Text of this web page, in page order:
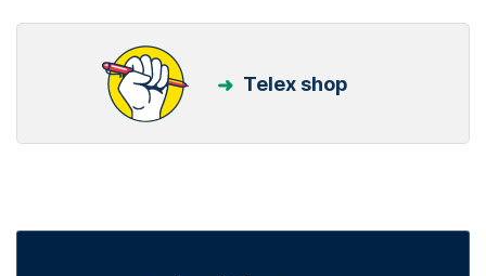
Telex shop